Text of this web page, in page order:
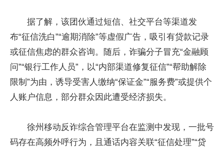
据了解，该团伙通过短信、社交平台等渠道发
布“征信洗白”“逾期消除”等虚假广告，吸引有贷款记录
或征信焦虑的群众咨询。随后，诈骗分子冒充“金融顾
问”“银行工作人员”，以“内部渠道修复征信”“帮助解除
限制”为由，诱导受害人缴纳“保证金”“服务费”或提供个
人账户信息，部分群众因此遭受经济损失。
徐州移动反诈综合管理平台在监测中发现，一批号
码存在高频外呼行为，且通话内容关联“征信处理”“贷